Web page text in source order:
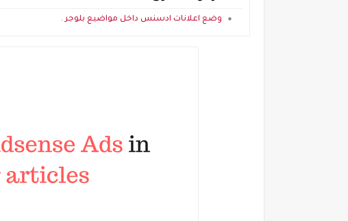
وضع اعلانات ادسنس داخل مواضيع بلوجر .